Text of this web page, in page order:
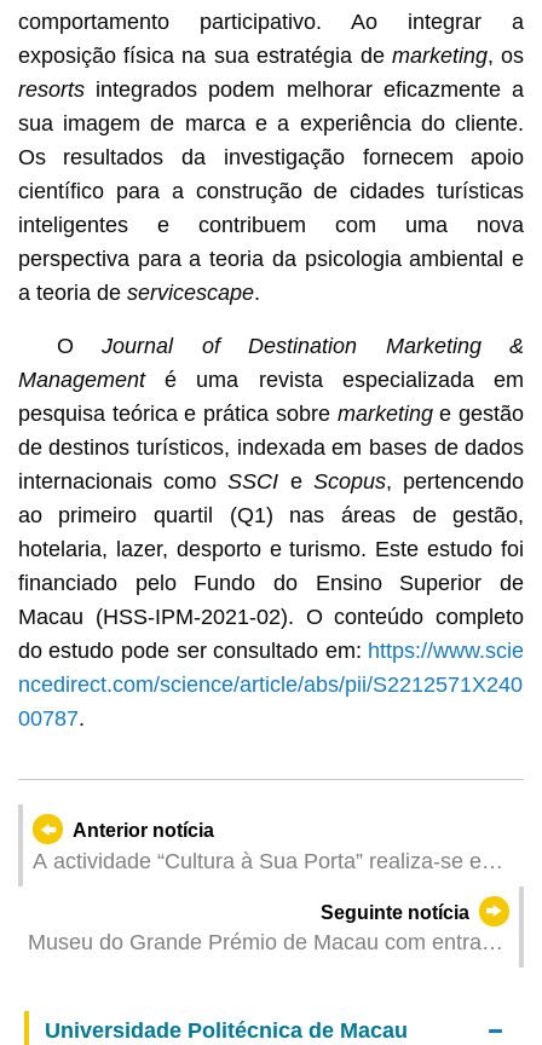
comportamento participativo. Ao integrar a
exposição física na sua estratégia de marketing, os
resortsintegrados podem melhorar eficazmente a
sua imagem de marca e a experiência do cliente.
Os resultados da investigação fornecem apoio
científico para a construção de cidades turísticas
inteligentes e contribuem com uma nova
perspectiva para a teoria da psicologia ambiental e
a teoria de servicescape.
OJournal of Destination Marketing &
Managementé uma revista especializada em
pesquisa teórica e prática sobre marketinge gestão
de destinos turísticos, indexada em bases de dados
internacionais comoSSCI e Scopus, pertencendo
ao primeiro quartil (Q1) nas áreas de gestão,
hotelaria, lazer, desporto e turismo. Este estudo foi
financiado pelo Fundo do Ensino Superior de
Macau (HSS-IPM-2021-02). O conteúdo completo
do estudo pode ser consultado em: https://www.scie
ncedirect.com/science/article/abs/pii/S2212571X240
00787.
Anterior notícia
A actividade “Cultura à Sua Porta” realiza-se em
aos bairros comunitários sob cinco temas
Seguinte notícia
Museu do Grande Prémio de Macau com entrada
de abertura
Universidade Politécnica de Macau